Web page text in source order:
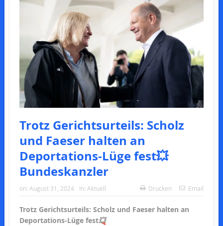
Trotz Gerichtsurteils: Scholz
und Faeser halten an
Deportations-Lüge fest💥
Bundeskanzler
on: August 31, 2024 In: Aktuell Drucken Email
Trotz Gerichtsurteils: Scholz und Faeser halten an
Deportations-Lüge fest💥